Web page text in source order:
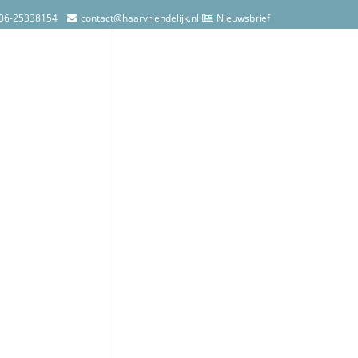
25338154 contact@haarvriendelijk.nl Nieuwsbrief